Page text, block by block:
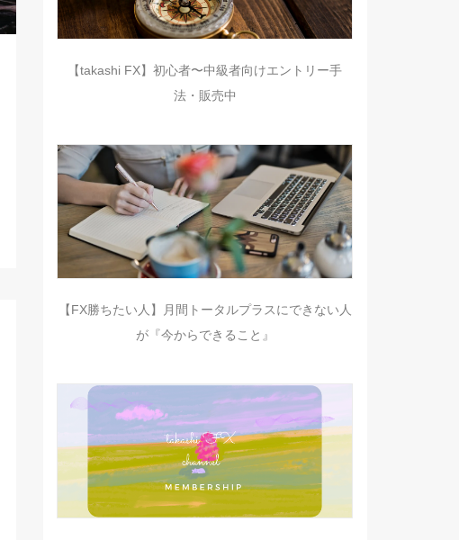
【takashi FX】初心者〜中級者向けエントリー手
法・販売中
【FX勝ちたい人】月間トータルプラスにできない人
が『今からできること』